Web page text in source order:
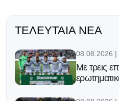
ΤΕΛΕΥΤΑΊΑ ΝΈΑ
08.08.2026 |
Με τρεις